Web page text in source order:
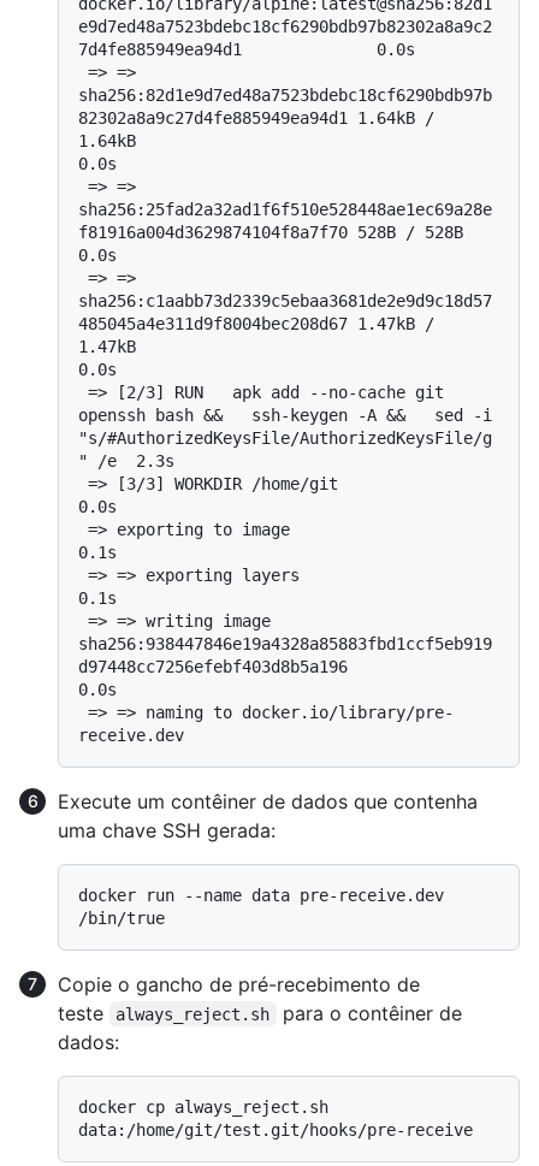
e9d7ed48a7523bdebc18cf6290bdb97b82302a8a9c2
7d4fe885949ea94d1              0.0s
sha256:82d1e9d7ed48a7523bdebc18cf6290bdb97b
82302a8a9c27d4fe885949ea94d1 1.64kB /
1.64kB
0.0s
sha256:25fad2a32ad1f6f510e528448ae1ec69a28e
f81916a004d3629874104f8a7f70 528B / 528B
0.0s
sha256:c1aabb73d2339c5ebaa3681de2e9d9c18d57
485045a4e311d9f8004bec208d67 1.47kB /
1.47kB
0.0s
openssh bash &&   ssh-keygen -A &&   sed -i
"s/#AuthorizedKeysFile/AuthorizedKeysFile/g
" /e  2.3s
0.0s
0.1s
0.1s
sha256:938447846e19a4328a85883fbd1ccf5eb919
d97448cc7256efebf403d8b5a196
0.0s
Execute um contêiner de dados que contenha
uma chave SSH gerada:
docker run --name data pre-receive.dev
Copie o gancho de pré-recebimento de
teste
always_reject.sh
para o contêiner de
dados:
docker cp always_reject.sh